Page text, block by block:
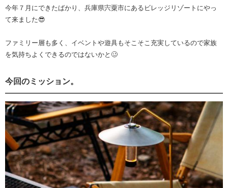
今年７月にできたばかり、兵庫県宍粟市にあるビレッジリゾートにやっ
て来ました😎
ファミリー層も多く、イベントや遊具もそこそこ充実しているので家族
を気持ちよくできるのではないかと🥴
今回のミッション。